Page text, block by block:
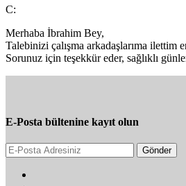
C:
Merhaba İbrahim Bey,
Talebinizi çalışma arkadaşlarıma ilettim
Sorunuz için teşekkür eder, sağlıklı
E-Posta bültenine kayıt olun
Gönder